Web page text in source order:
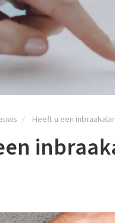
Heeft u een